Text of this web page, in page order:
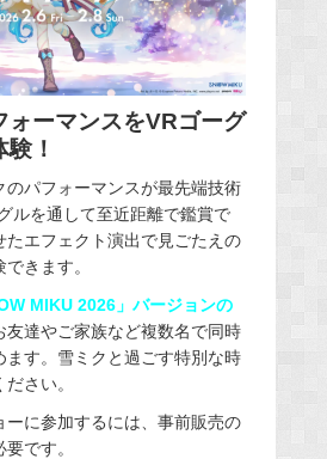
ォーマンスをVRゴーグ
！
のパフォーマンスが最先端技術
ルを通して至近距離で鑑賞で
たエフェクト演出で見ごたえの
きます。
MIKU 2026」バージョンの
友達やご家族など複数名で同時
ます。雪ミクと過ごす特別な時
さい。
に参加するには、事前販売の
です。